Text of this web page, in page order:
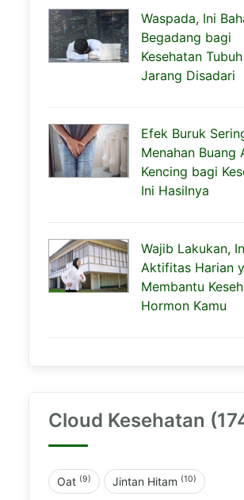
Waspada, Ini
Begadang bagi
Kesehatan
Jarang Disadari
Efek Buruk
Menahan Buang
Kencing bagi
Ini Hasilnya
Wajib Lakukan,
Aktifitas Harian
Membantu
Hormon Kamu
Cloud Kesehatan
Oat (9) Jintan Hitam (10)